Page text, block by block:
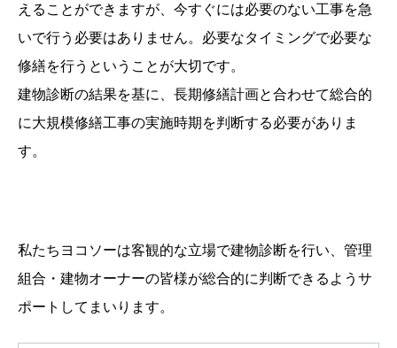
えることができますが、今すぐには必要のない工事を急
いで行う必要はありません。必要なタイミングで必要な
修繕を行うということが大切です。
建物診断の結果を基に、長期修繕計画と合わせて総合的
に大規模修繕工事の実施時期を判断する必要がありま
す。
私たちヨコソーは客観的な立場で建物診断を行い、管理
組合・建物オーナーの皆様が総合的に判断できるようサ
ポートしてまいります。